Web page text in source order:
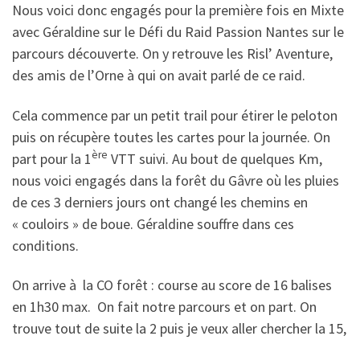
Nous voici donc engagés pour la première fois en Mixte
avec Géraldine sur le Défi du Raid Passion Nantes sur le
parcours découverte. On y retrouve les Risl’ Aventure,
des amis de l’Orne à qui on avait parlé de ce raid.
Cela commence par un petit trail pour étirer le peloton
puis on récupère toutes les cartes pour la journée. On
part pour la 1ère VTT suivi. Au bout de quelques Km,
nous voici engagés dans la forêt du Gâvre où les pluies
de ces 3 derniers jours ont changé les chemins en
« couloirs » de boue. Géraldine souffre dans ces
conditions.
On arrive à la CO forêt : course au score de 16 balises
en 1h30 max. On fait notre parcours et on part. On
trouve tout de suite la 2 puis je veux aller chercher la 15,